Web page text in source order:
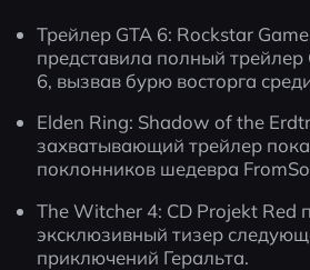
Трейлер GTA 6: Rockstar
представила полный
6, вызвав бурю восторга
Elden Ring: Shadow of the
захватывающий трейлер
поклонников шедевра
The Witcher 4: CD Projekt Red
эксклюзивный тизер
приключений Геральта.